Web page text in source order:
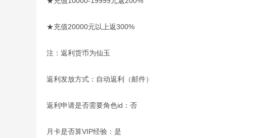
★充值20000元以上返300%
注：返利货币为仙玉
返利发放方式：自动返利（邮件）
返利申请是否需要角色id：否
月卡是否算VIP经验：是